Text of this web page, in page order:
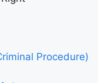
Procedure)